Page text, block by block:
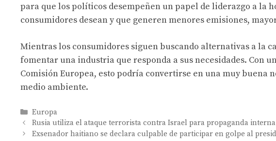
para que los políticos desempeñen un papel de liderazgo a la
consumidores desean y que generen menores emisiones,
Mientras los consumidores siguen buscando alternativas a la
fomentar una industria que responda a sus necesidades. Con
Comisión Europea, esto podría convertirse en una muy buena
medio ambiente.
Categories
Europa
Rusia utiliza el ataque terrorista contra Israel para propaganda interna
Exsenador haitiano se declara culpable de participar en golpe al